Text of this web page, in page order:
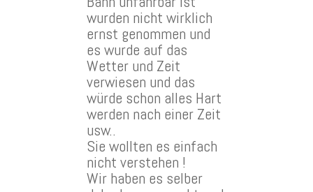
wurden nicht wirklich
ernst genommen und
es wurde auf das
Wetter und Zeit
verwiesen und das
würde schon alles Hart
werden nach einer Zeit
usw..
Sie wollten es einfach
nicht verstehen !
Wir haben es selber